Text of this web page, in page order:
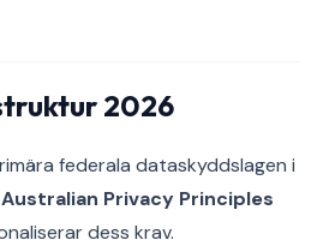
2026
federala dataskyddslagen i
Australian Privacy Principles
dess krav.